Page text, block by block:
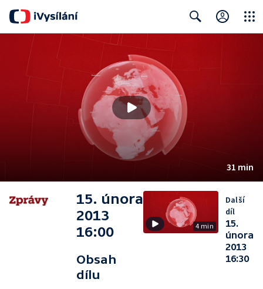
31 min
15. února
2013
16:00
Obsah
dílu
4 min
Další
díl
15.
února
2013
16:30